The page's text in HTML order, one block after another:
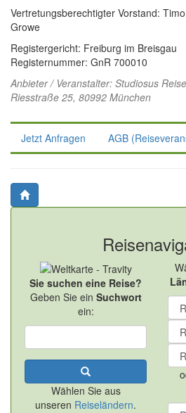
Vertretungsberechtigter Vorstand:
Growe
Registergericht: Freiburg im Breisgau
Registernummer: GnR 700010
Anbieter / Veranstalter: Studiosus
Riesstraße 25, 80992 München
Jetzt Anfragen AGB
Sie suchen eine Reise?
Geben Sie ein Suchwort
ein:
Wählen Sie aus
unseren Reiseländern.